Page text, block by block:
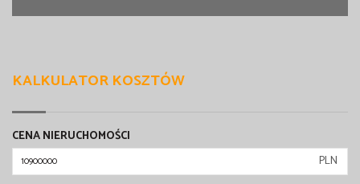
KALKULATOR KOSZTÓW
CENA NIERUCHOMOŚCI
PLN